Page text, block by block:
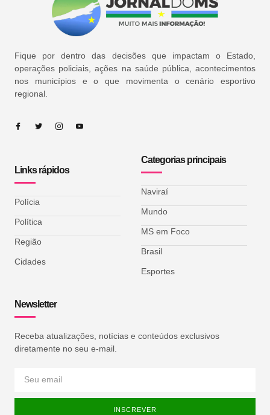
Fique por dentro das decisões que impactam o Estado,
operações policiais, ações na saúde pública, acontecimentos
nos municípios e o que movimenta o cenário esportivo
regional.
Links rápidos
Polícia
Política
Região
Cidades
Categorias principais
Naviraí
Mundo
MS em Foco
Brasil
Esportes
Newsletter
Receba atualizações, notícias e conteúdos exclusivos
diretamente no seu e-mail.
INSCREVER